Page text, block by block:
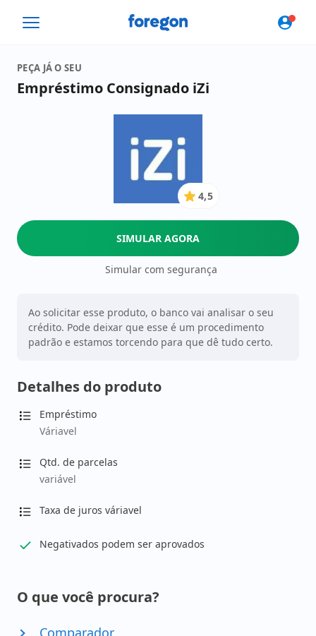
Foregon.com
PEÇA JÁ O SEU
Empréstimo Consignado iZi
4.5
de
5
4,5
SIMULAR AGORA
Simular com segurança
Ao solicitar esse produto, o banco vai analisar o seu
crédito. Pode deixar que esse é um procedimento
padrão e estamos torcendo para que dê tudo certo.
Detalhes do produto
Empréstimo
Váriavel
Qtd. de parcelas
variável
Taxa de juros váriavel
Negativados podem ser aprovados
O que você procura?
Comparador